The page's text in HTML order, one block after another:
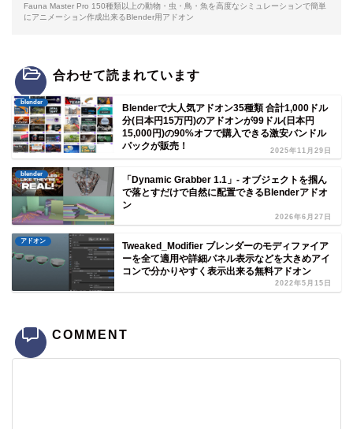
Fauna Master Pro 150種類以上の動物・虫・鳥・魚を高度なシミュレーションで簡単
にアニメーション作成出来るBlender用アドオン
合わせて読まれています
blender
Blenderで大人気アドオン35種類 合計1,000ドル
分(日本円15万円)のアドオンが99ドル(日本円
15,000円)の90%オフで購入できる激安バンドル
パックが販売！
2025年11月29日
blender
「Dynamic Grabber 1.1」- オブジェクトを掴ん
で落とすだけで自然に配置できるBlenderアドオ
ン
2026年6月27日
アドオン
Tweaked_Modifier ブレンダーのモディファイア
ーを全て適用や詳細パネル表示などを大きめアイ
コンで分かりやすく表示出来る無料アドオン
2022年5月15日
COMMENT